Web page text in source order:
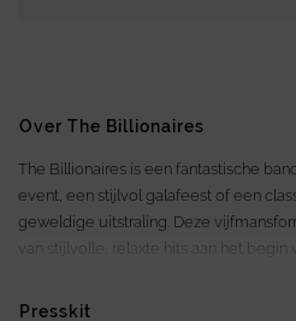
Over The Billionaires
The Billionaires is een fantastische
event, een stijlvol galafeest of een
geweldige uitstraling. Deze
van stijlvolle, relaxte hits aan het begin
band voor een geweldige DJ, die op
Presskit